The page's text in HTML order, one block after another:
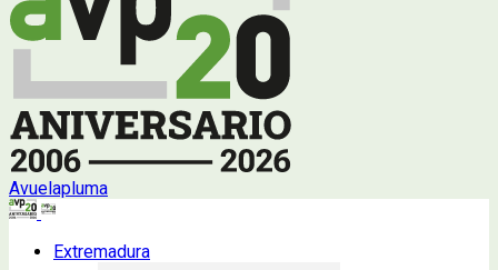
Avuelapluma
Extremadura